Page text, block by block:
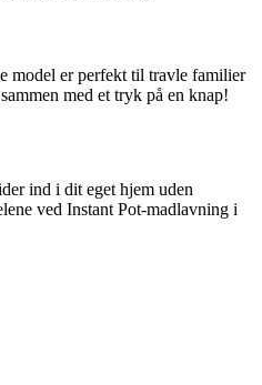
model er perfekt til travle familier
med et tryk på en knap!
ind i dit eget hjem uden
ved Instant Pot-madlavning i